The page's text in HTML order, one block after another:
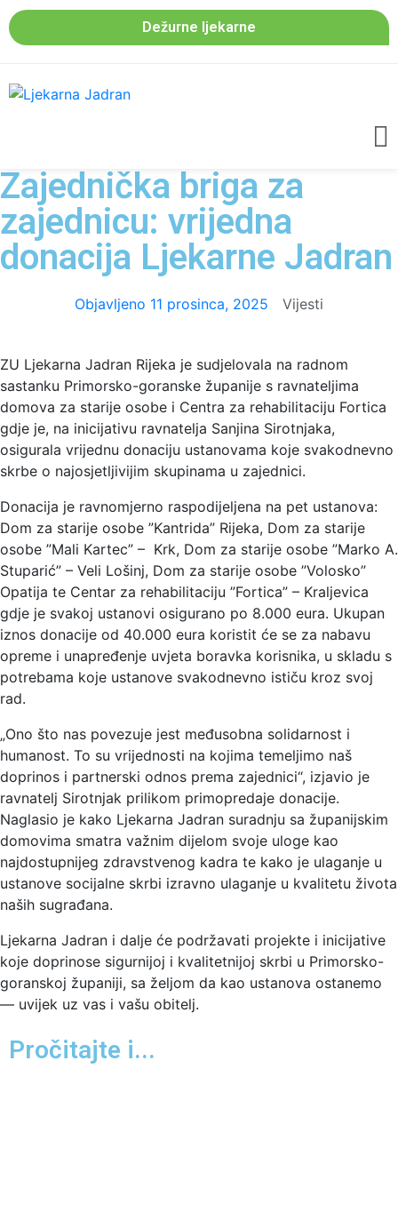
Dežurne ljekarne
Zajednička briga za
zajednicu: vrijedna
donacija Ljekarne Jadran
Objavljeno 11 prosinca, 2025 Vijesti
ZU Ljekarna Jadran Rijeka je sudjelovala na radnom
sastanku Primorsko-goranske županije s ravnateljima
domova za starije osobe i Centra za rehabilitaciju Fortica
gdje je, na inicijativu ravnatelja Sanjina Sirotnjaka,
osigurala vrijednu donaciju ustanovama koje svakodnevno
skrbe o najosjetljivijim skupinama u zajednici.
Donacija je ravnomjerno raspodijeljena na pet ustanova:
Dom za starije osobe ”Kantrida” Rijeka, Dom za starije
osobe ”Mali Kartec” – Krk, Dom za starije osobe ”Marko A.
Stuparić” – Veli Lošinj, Dom za starije osobe ”Volosko”
Opatija te Centar za rehabilitaciju ”Fortica” – Kraljevica
gdje je svakoj ustanovi osigurano po 8.000 eura. Ukupan
iznos donacije od 40.000 eura koristit će se za nabavu
opreme i unapređenje uvjeta boravka korisnika, u skladu s
potrebama koje ustanove svakodnevno ističu kroz svoj
rad.
„Ono što nas povezuje jest međusobna solidarnost i
humanost. To su vrijednosti na kojima temeljimo naš
doprinos i partnerski odnos prema zajednici“, izjavio je
ravnatelj Sirotnjak prilikom primopredaje donacije.
Naglasio je kako Ljekarna Jadran suradnju sa županijskim
domovima smatra važnim dijelom svoje uloge kao
najdostupnijeg zdravstvenog kadra te kako je ulaganje u
ustanove socijalne skrbi izravno ulaganje u kvalitetu života
naših sugrađana.
Ljekarna Jadran i dalje će podržavati projekte i inicijative
koje doprinose sigurnijoj i kvalitetnijoj skrbi u Primorsko-
goranskoj županiji, sa željom da kao ustanova ostanemo
— uvijek uz vas i vašu obitelj.
Pročitajte i...